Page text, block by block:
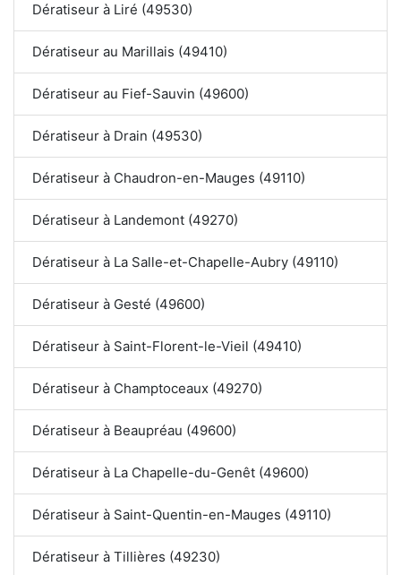
Dératiseur à Liré (49530)
Dératiseur au Marillais (49410)
Dératiseur au Fief-Sauvin (49600)
Dératiseur à Drain (49530)
Dératiseur à Chaudron-en-Mauges (49110)
Dératiseur à Landemont (49270)
Dératiseur à La Salle-et-Chapelle-Aubry (49110)
Dératiseur à Gesté (49600)
Dératiseur à Saint-Florent-le-Vieil (49410)
Dératiseur à Champtoceaux (49270)
Dératiseur à Beaupréau (49600)
Dératiseur à La Chapelle-du-Genêt (49600)
Dératiseur à Saint-Quentin-en-Mauges (49110)
Dératiseur à Tillières (49230)